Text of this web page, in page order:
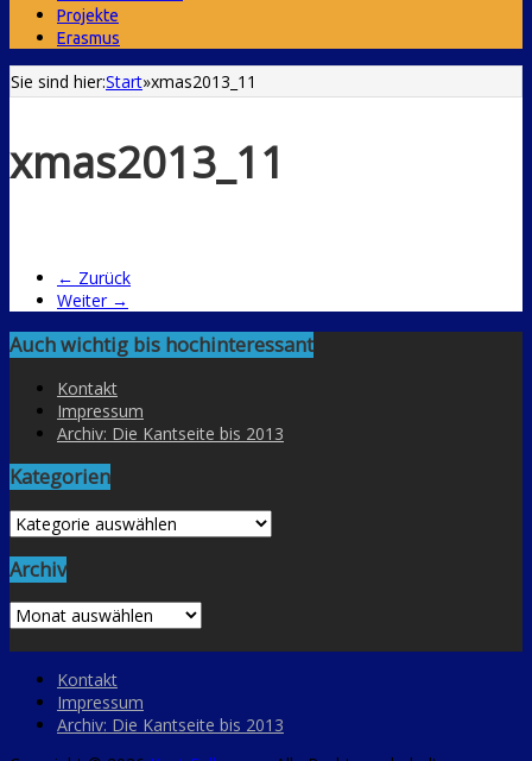
Projekte
Erasmus
Sie sind hier:Start»xmas2013_11
xmas2013_11
← Zurück
Weiter →
Auch wichtig bis hochinteressant
Kontakt
Impressum
Archiv: Die Kantseite bis 2013
Kategorien
Kategorien
Archiv
Archiv
Kontakt
Impressum
Archiv: Die Kantseite bis 2013